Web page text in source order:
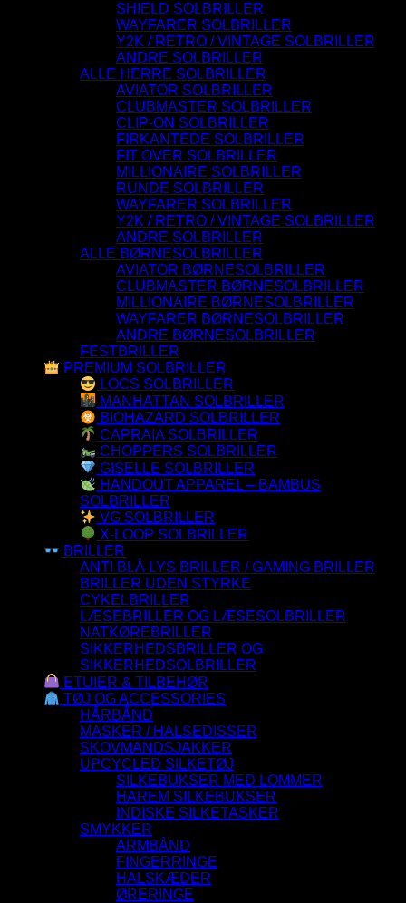
SHIELD SOLBRILLER
WAYFARER SOLBRILLER
Y2K / RETRO / VINTAGE SOLBRILLER
ANDRE SOLBRILLER
ALLE HERRE SOLBRILLER
AVIATOR SOLBRILLER
CLUBMASTER SOLBRILLER
CLIP-ON SOLBRILLER
FIRKANTEDE SOLBRILLER
FIT OVER SOLBRILLER
MILLIONAIRE SOLBRILLER
RUNDE SOLBRILLER
WAYFARER SOLBRILLER
Y2K / RETRO / VINTAGE SOLBRILLER
ANDRE SOLBRILLER
ALLE BØRNESOLBRILLER
AVIATOR BØRNESOLBRILLER
CLUBMASTER BØRNESOLBRILLER
MILLIONAIRE BØRNESOLBRILLER
WAYFARER BØRNESOLBRILLER
ANDRE BØRNESOLBRILLER
FESTBRILLER
PREMIUM SOLBRILLER
LOCS SOLBRILLER
MANHATTAN SOLBRILLER
BIOHAZARD SOLBRILLER
CAPRAIA SOLBRILLER
CHOPPERS SOLBRILLER
GISELLE SOLBRILLER
HANDOUT APPAREL – BAMBUS
SOLBRILLER
VG SOLBRILLER
X-LOOP SOLBRILLER
BRILLER
ANTI BLÅ LYS BRILLER / GAMING BRILLER
BRILLER UDEN STYRKE
CYKELBRILLER
LÆSEBRILLER OG LÆSESOLBRILLER
NATKØREBRILLER
SIKKERHEDSBRILLER OG
SIKKERHEDSOLBRILLER
ETUIER & TILBEHØR
TØJ OG ACCESSORIES
HÅRBÅND
MASKER / HALSEDISSER
SKOVMANDSJAKKER
UPCYCLED SILKETØJ
SILKEBUKSER MED LOMMER
HAREM SILKEBUKSER
INDISKE SILKETASKER
SMYKKER
ARMBÅND
FINGERRINGE
HALSKÆDER
ØRERINGE